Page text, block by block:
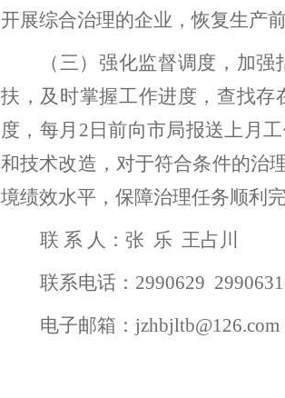
开展综合治理的企业，恢复生产
（三）强化监督调度 ， 加强
扶 ， 及时掌握工作进度，查找存
度，每月 2 日前向市局报送上月
和技术改造 ， 对于符合条件的治
境绩效水平 ， 保障治理任务顺利
联 系 人： 张 乐 王占川
联系电话： 2990629 2990631
电子邮箱： jzhbjltb@126.com